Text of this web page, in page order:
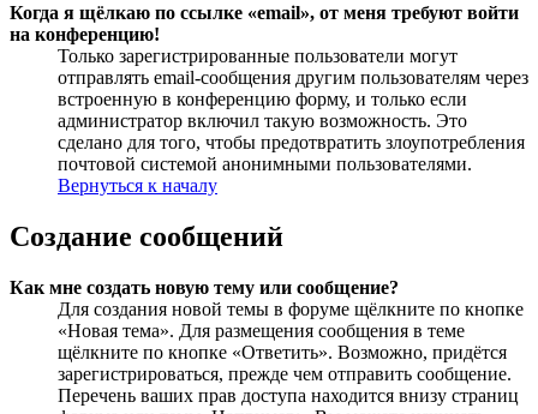
Когда я щёлкаю по ссылке «email», от меня требуют войти
на конференцию!
Только зарегистрированные пользователи могут
отправлять email-сообщения другим пользователям через
встроенную в конференцию форму, и только если
администратор включил такую возможность. Это
сделано для того, чтобы предотвратить злоупотребления
почтовой системой анонимными пользователями.
Вернуться к началу
Создание сообщений
Как мне создать новую тему или сообщение?
Для создания новой темы в форуме щёлкните по кнопке
«Новая тема». Для размещения сообщения в теме
щёлкните по кнопке «Ответить». Возможно, придётся
зарегистрироваться, прежде чем отправить сообщение.
Перечень ваших прав доступа находится внизу страниц